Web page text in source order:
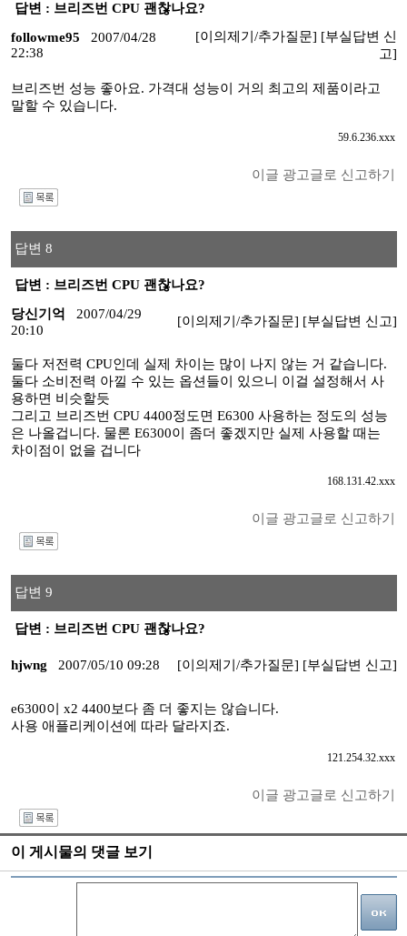
답변 : 브리즈번 CPU 괜찮나요?
followme95
2007/04/28
22:38
[이의제기/추가질문] [부실답변 신
고]
브리즈번 성능 좋아요. 가격대 성능이 거의 최고의 제품이라고
말할 수 있습니다.
59.6.236.xxx
이글 광고글로 신고하기
답변 8
답변 : 브리즈번 CPU 괜찮나요?
당신기억
2007/04/29
20:10
[이의제기/추가질문] [부실답변 신고]
둘다 저전력 CPU인데 실제 차이는 많이 나지 않는 거 같습니다.
둘다 소비전력 아낄 수 있는 옵션들이 있으니 이걸 설정해서 사
용하면 비슷할듯
그리고 브리즈번 CPU 4400정도면 E6300 사용하는 정도의 성능
은 나올겁니다. 물론 E6300이 좀더 좋겠지만 실제 사용할 때는
차이점이 없을 겁니다
168.131.42.xxx
이글 광고글로 신고하기
답변 9
답변 : 브리즈번 CPU 괜찮나요?
hjwng 2007/05/10 09:28 [이의제기/추가질문] [부실답변 신고]
e6300이 x2 4400보다 좀 더 좋지는 않습니다.
사용 애플리케이션에 따라 달라지죠.
121.254.32.xxx
이글 광고글로 신고하기
이 게시물의 댓글 보기